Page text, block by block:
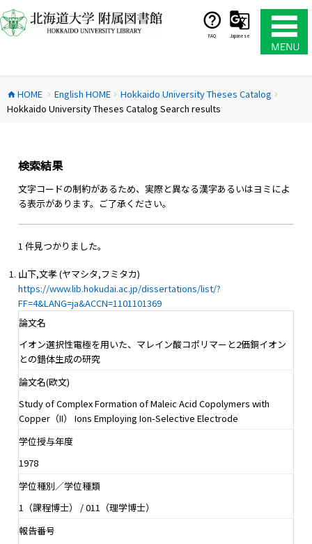
ン
テ
ス
キ
FAQ Japanese
home HOME chevron_right English HOMEchevron_right Hokkaido University Theses Catalog chevron_right
Hokkaido University Theses Catalog Search results
検索結果
文字コードの制約があるため、実際と異なる漢字あるいはヨミによ
る表示があります。ご了承ください。
1 件見つかりました。
山下,文孝 (ヤマシタ,フミタカ)
https://www.lib.hokudai.ac.jp/dissertations/list/?
FF=4&LANG=ja&ACCN=1101101369
論文名
イオン選択性電極を用いた、マレイン酸コポリマーと2価銅イオン
との錯体生成の研究
論文名(欧文)
Study of Complex Formation of Maleic Acid Copolymers with
Copper（II） Ions Employing Ion-Selective Electrode
学位授与年度
1978
学位種別／学位種類
1（課程博士） / 011（理学博士）
報告番号